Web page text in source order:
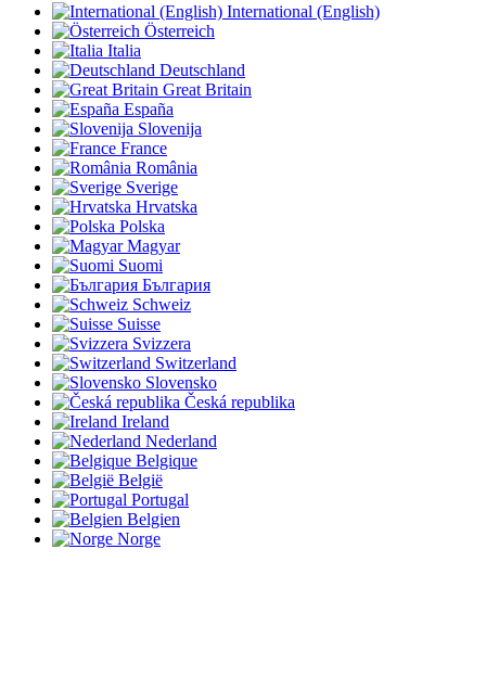
International (English)
Österreich
Italia
Deutschland
Great Britain
España
Slovenija
France
România
Sverige
Hrvatska
Polska
Magyar
Suomi
България
Schweiz
Suisse
Svizzera
Switzerland
Slovensko
Česká republika
Ireland
Nederland
Belgique
België
Portugal
Belgien
Norge